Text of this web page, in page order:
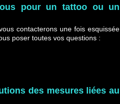
pour un tattoo ou un
contacterons une fois esquissée
poser toutes vos questions :
des mesures liées au